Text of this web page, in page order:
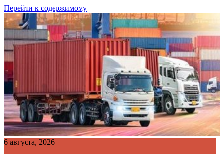
Перейти к содержимому
6 августа, 2026